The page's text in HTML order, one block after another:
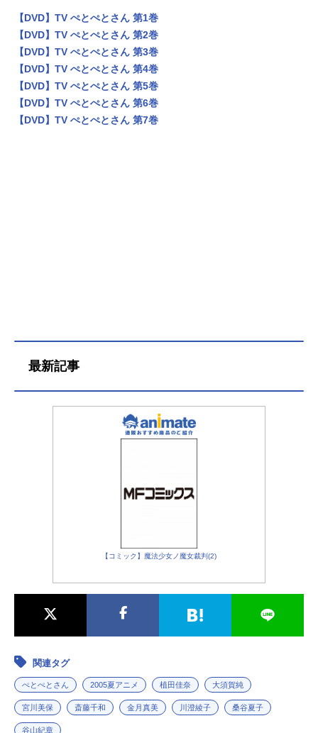
【DVD】TV ぺとぺとさん 第1巻
【DVD】TV ぺとぺとさん 第2巻
【DVD】TV ぺとぺとさん 第3巻
【DVD】TV ぺとぺとさん 第4巻
【DVD】TV ぺとぺとさん 第5巻
【DVD】TV ぺとぺとさん 第6巻
【DVD】TV ぺとぺとさん 第7巻
最新記事
【コミック】魔法少女ノ魔女裁判(2)
関連タグ
ぺとぺとさん 2005夏アニメ 植田佳奈 大須賀純
宮川美保 斎藤千和 金月真美 川澄綾子 桑谷夏子
谷山紀章